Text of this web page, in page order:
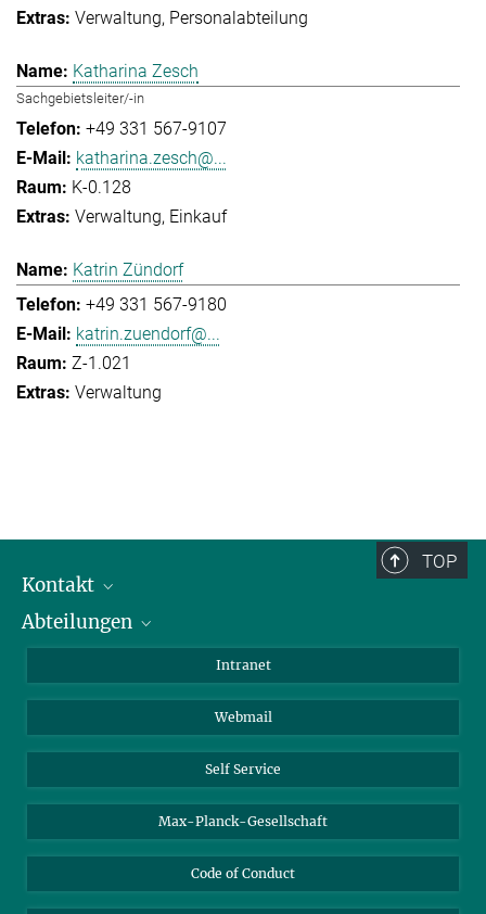
Verwaltung Personalabteilung
Katharina Zesch
Sachgebietsleiter/-in
+49 331 567-9107
katharina.zesch@...
K-0.128
Verwaltung Einkauf
Katrin Zündorf
+49 331 567-9180
katrin.zuendorf@...
Z-1.021
Verwaltung
TOP
Kontakt
Mitarbeiterverzeichnis
Abteilungen
Biomolekulare Systeme
Kolloidchemie
Nachhaltige und Bio-inspirierte Materialien
Intranet
Webmail
Self Service
Max-Planck-Gesellschaft
Code of Conduct